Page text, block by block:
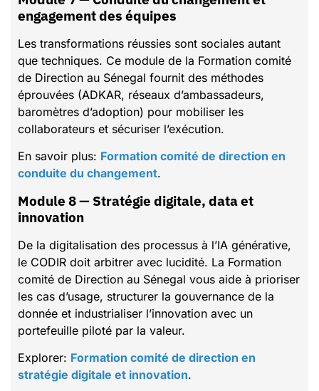
engagement des équipes
Les transformations réussies sont sociales autant
que techniques. Ce module de la Formation comité
de Direction au Sénegal fournit des méthodes
éprouvées (ADKAR, réseaux d’ambassadeurs,
baromètres d’adoption) pour mobiliser les
collaborateurs et sécuriser l’exécution.
En savoir plus: Formation comité de direction en
conduite du changement.
Module 8 — Stratégie digitale, data et
innovation
De la digitalisation des processus à l’IA générative,
le CODIR doit arbitrer avec lucidité. La Formation
comité de Direction au Sénegal vous aide à prioriser
les cas d’usage, structurer la gouvernance de la
donnée et industrialiser l’innovation avec un
portefeuille piloté par la valeur.
Explorer: Formation comité de direction en
stratégie digitale et innovation.